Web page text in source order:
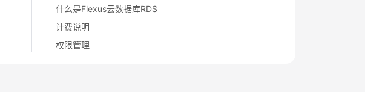
什么是Flexus云数据库RDS
计费说明
权限管理